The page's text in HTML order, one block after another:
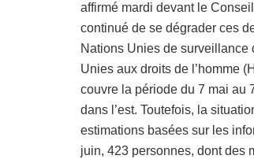
affirmé mardi devant le
continué de se dégrader ces
Nations Unies de surveillance
Unies aux droits de l’homme
couvre la période du 7 mai au
dans l’est. Toutefois, la
estimations basées sur les
juin, 423 personnes, dont des